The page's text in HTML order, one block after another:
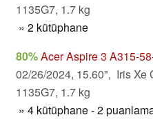
1135G7, 1.7 kg
» 2 kütüphane
80%Acer Aspire 3 A315-
02/26/2024, 15.60", Iris Xe
1135G7, 1.7 kg
» 4 kütüphane - 2